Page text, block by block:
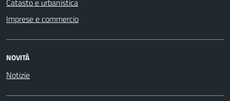
Imprese e commercio
NOVITÀ
Notizie